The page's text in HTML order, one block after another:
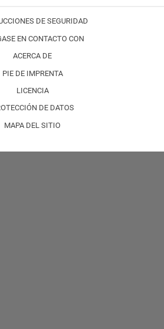
DE SEGURIDAD
EN CONTACTO CON
ACERCA DE
PIE DE IMPRENTA
LICENCIA
DE DATOS
MAPA DEL SITIO